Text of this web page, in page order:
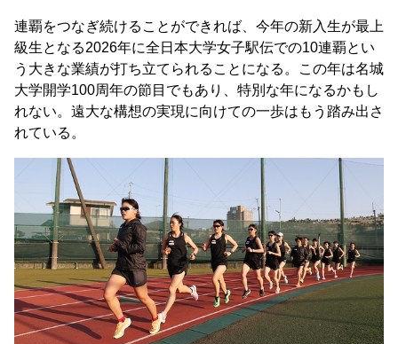
連覇をつなぎ続けることができれば、今年の新入生が最上
級生となる2026年に全日本大学女子駅伝での10連覇とい
う大きな業績が打ち立てられることになる。この年は名城
大学開学100周年の節目でもあり、特別な年になるかもし
れない。遠大な構想の実現に向けての一歩はもう踏み出さ
れている。